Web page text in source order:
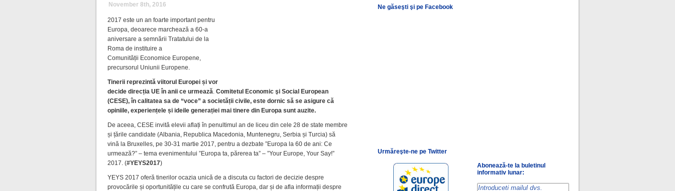
November 8th, 2016
2017 este un an foarte important pentru
Europa, deoarece marchează a 60-a
aniversare a semnării Tratatului de la
Roma de instituire a
Comunității Economice Europene,
precursorul Uniunii Europene.
Tinerii reprezintă viitorul Europei și vor
decide direcția UE în anii ce urmează.Comitetul Economic şi Social European
(CESE), în calitatea sa de “voce” a societății civile, este dornic să se asigure că
opiniile, experiențele și ideile generației mai tinere din Europa sunt auzite.
De aceea, CESE invită elevii aflați în penultimul an de liceu din cele 28 de state membre
și țările candidate (Albania, Republica Macedonia, Muntenegru, Serbia și Turcia) să
vină la Bruxelles, pe 30-31 martie 2017, pentru a dezbate ”Europa la 60 de ani: Ce
urmează?” – tema evenimentului ”Europa ta, părerea ta” – ”Your Europe, Your Say!”
2017. (#YEYS2017)
YEYS 2017 oferă tinerilor ocazia unică de a discuta cu factori de decizie despre
provocările și oportunitățile cu care se confrută Europa, dar și de afla informații despre
Ne găseşti şi pe Facebook
Urmăreşte-ne pe Twitter
Abonează-te la buletinul
informativ lunar: